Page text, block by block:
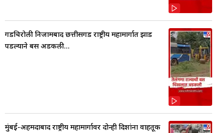
गडचिरोली निजामबाद छत्तीसगड राष्ट्रीय महामार्गात झाड
पडल्याने बस अडकली...
मुंबई-अहमदाबाद राष्ट्रीय महामार्गावर दोन्ही दिशांना वाहतूक